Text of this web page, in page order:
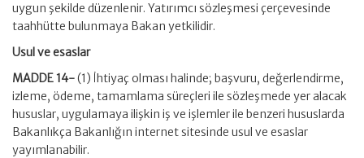
uygun şekilde düzenlenir. Yatırımcı sözleşmesi çerçevesinde
taahhütte bulunmaya Bakan yetkilidir.
Usul ve esaslar
MADDE 14-(1) İhtiyaç olması halinde; başvuru, değerlendirme,
izleme, ödeme, tamamlama süreçleri ile sözleşmede yer alacak
hususlar, uygulamaya ilişkin iş ve işlemler ile benzeri hususlarda
Bakanlıkça Bakanlığın internet sitesinde usul ve esaslar
yayımlanabilir.